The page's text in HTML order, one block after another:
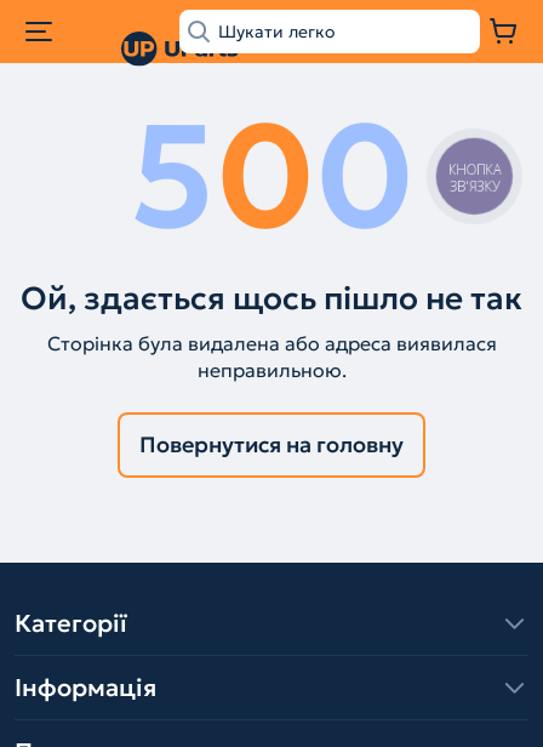
500
Ой, здається щось пішло не так
Сторінка була видалена або адреса виявилася
неправильною.
Повернутися на головну
Категорії
Інформація
КНОПКА
ЗВ'ЯЗКУ